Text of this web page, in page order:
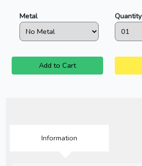
Metal Quantity
Add to Cart
Information